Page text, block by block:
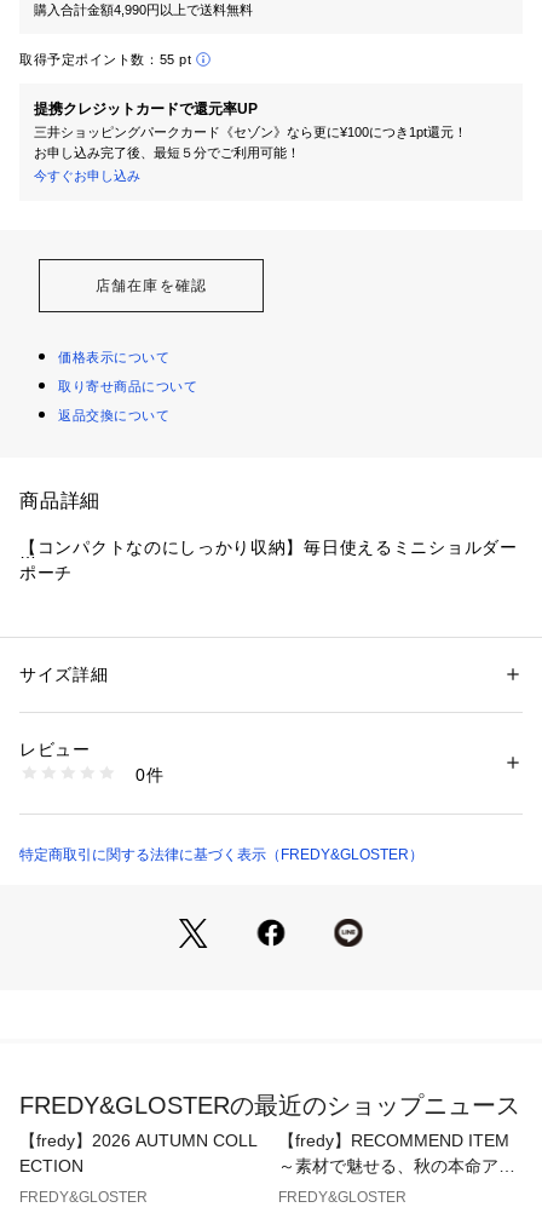
購入合計金額4,990円以上で送料無料
取得予定ポイント数： 55 pt
提携クレジットカードで還元率UP
三井ショッピングパークカード《セゾン》なら更に¥100につき1pt還元！
お申し込み完了後、最短５分でご利用可能！
今すぐお申し込み
店舗在庫を確認
価格表示について
取り寄せ商品について
返品交換について
商品詳細
【コンパクトなのにしっかり収納】毎日使えるミニショルダー
ポーチ
・ 必要最低限がちょうど入るサイズ感
・ 軽量でストレスフリーな持ち心地
ンのアクセントにも。
シンプルなブラックから、アクセントになる配色デザインまで
幅広くラインナップ。
性別：メンズ
素材：ポリエステル
商品番号：
6-0758-9-62-351 （ショップ）
サイズ詳細
レビュー
0件
特定商取引に関する法律に基づく表示（FREDY&GLOSTER）
FREDY&GLOSTERの最近のショップニュース
【fredy】2026 AUTUMN COLL
ECTION
FREDY&GLOSTER
【fredy】RECOMMEND ITEM
～素材で魅せる、秋の本命アウ
ター～
FREDY&GLOSTER